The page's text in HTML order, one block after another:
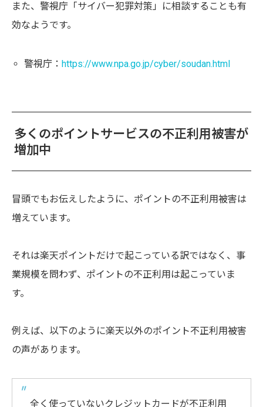
また、警視庁「サイバー犯罪対策」に相談することも有
効なようです。
警視庁： https://www.npa.go.jp/cyber/soudan.html
多くのポイントサービスの不正利用被害が
増加中
冒頭でもお伝えしたように、ポイントの不正利用被害は
増えています。
それは楽天ポイントだけで起こっている訳ではなく、事
業規模を問わず、ポイントの不正利用は起こっていま
す。
例えば、以下のように楽天以外のポイント不正利用被害
の声があります。
全く使っていないクレジットカードが不正利用